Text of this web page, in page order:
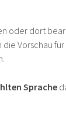
oder dort
die Vorschau
Sprache